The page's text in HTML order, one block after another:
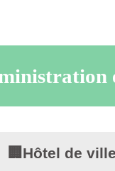
🏢Hôtel de